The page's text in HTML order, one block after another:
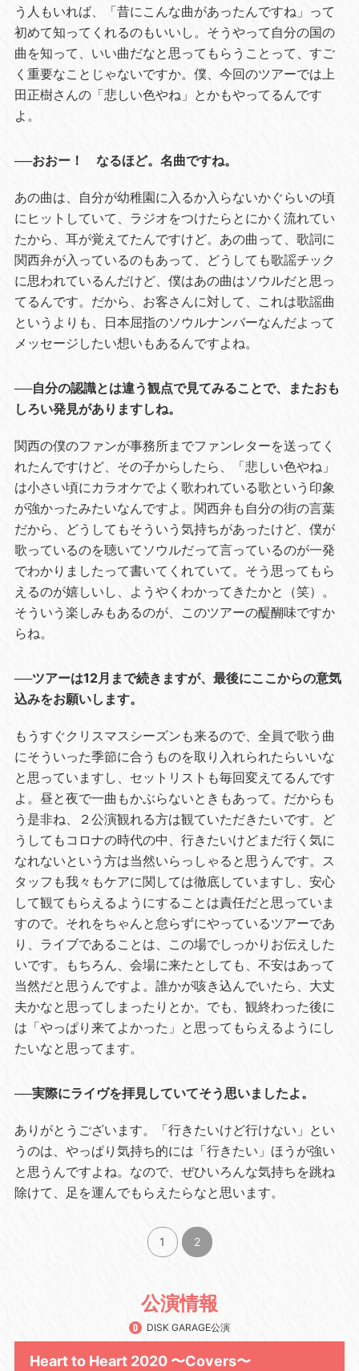
う人もいれば、「昔にこんな曲があったんですね」って
初めて知ってくれるのもいいし。そうやって自分の国の
曲を知って、いい曲だなと思ってもらうことって、すご
く重要なことじゃないですか。僕、今回のツアーでは上
田正樹さんの「悲しい色やね」とかもやってるんです
よ。
──おおー！ なるほど。名曲ですね。
あの曲は、自分が幼稚園に入るか入らないかぐらいの頃
にヒットしていて、ラジオをつけたらとにかく流れてい
たから、耳が覚えてたんですけど。あの曲って、歌詞に
関西弁が入っているのもあって、どうしても歌謡チック
に思われているんだけど、僕はあの曲はソウルだと思っ
てるんです。だから、お客さんに対して、これは歌謡曲
というよりも、日本屈指のソウルナンバーなんだよって
メッセージしたい想いもあるんですよね。
──自分の認識とは違う観点で見てみることで、またおも
しろい発見がありますしね。
関西の僕のファンが事務所までファンレターを送ってく
れたんですけど、その子からしたら、「悲しい色やね」
は小さい頃にカラオケでよく歌われている歌という印象
が強かったみたいなんですよ。関西弁も自分の街の言葉
だから、どうしてもそういう気持ちがあったけど、僕が
歌っているのを聴いてソウルだって言っているのが一発
でわかりましたって書いてくれていて。そう思ってもら
えるのが嬉しいし、ようやくわかってきたかと（笑）。
そういう楽しみもあるのが、このツアーの醍醐味ですか
らね。
──ツアーは12月まで続きますが、最後にここからの意気
込みをお願いします。
もうすぐクリスマスシーズンも来るので、全員で歌う曲
にそういった季節に合うものを取り入れられたらいいな
と思っていますし、セットリストも毎回変えてるんです
よ。昼と夜で一曲もかぶらないときもあって。だからも
う是非ね、２公演観れる方は観ていただきたいです。ど
うしてもコロナの時代の中、行きたいけどまだ行く気に
なれないという方は当然いらっしゃると思うんです。ス
タッフも我々もケアに関しては徹底していますし、安心
して観てもらえるようにすることは責任だと思っていま
すので。それをちゃんと怠らずにやっているツアーであ
り、ライブであることは、この場でしっかりお伝えした
いです。もちろん、会場に来たとしても、不安はあって
当然だと思うんですよ。誰かが咳き込んでいたら、大丈
夫かなと思ってしまったりとか。でも、観終わった後に
は「やっぱり来てよかった」と思ってもらえるようにし
たいなと思ってます。
──実際にライヴを拝見していてそう思いましたよ。
ありがとうございます。「行きたいけど行けない」とい
うのは、やっぱり気持ち的には「行きたい」ほうが強い
と思うんですよね。なので、ぜひいろんな気持ちを跳ね
除けて、足を運んでもらえたらなと思います。
1 2
公演情報
DISK GARAGE公演
Heart to Heart 2020 〜Covers〜